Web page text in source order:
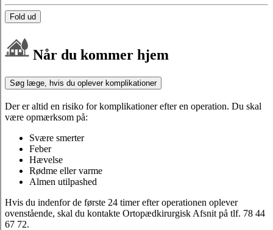
Fold ud
Når du kommer hjem
Søg læge, hvis du oplever komplikationer
Der er altid en risiko for komplikationer efter en operation. Du skal
være opmærksom på:
Svære smerter
Feber
Hævelse
Rødme eller varme
Almen utilpashed
Hvis du indenfor de første 24 timer efter operationen oplever
ovenstående, skal du kontakte Ortopædkirurgisk Afsnit på tlf. 78 44
67 72.